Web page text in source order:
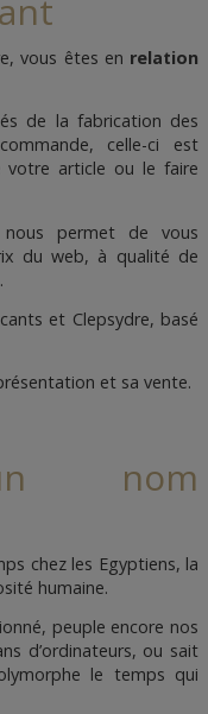
vous êtes en relation
de la fabrication des
celle-ci est
votre article ou le faire
permet de vous
du web, à qualité de
et Clepsydre, basé
et sa vente.
un nom
chez les Egyptiens, la
humaine.
peuple encore nos
d’ordinateurs, ou sait
le temps qui